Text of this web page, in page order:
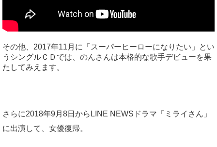
その他、2017年11月に「スーパーヒーローになりたい」とい
うシングルＣＤでは、のんさんは本格的な歌手デビューを果
たしてみえます。
さらに2018年9月8日からLINE NEWSドラマ「ミライさん」
に出演して、女優復帰。